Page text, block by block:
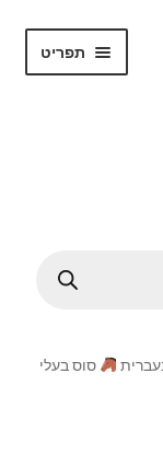
תפריט
תפריט
הרחב
הילד
את
סוס בעלי